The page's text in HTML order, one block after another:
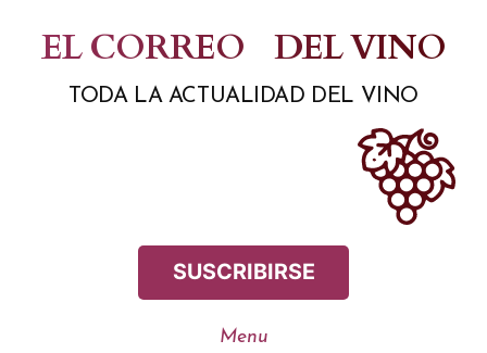
contenido
EL CORREO DEL VINO
TODA LA ACTUALIDAD DEL VINO
SUSCRIBIRSE